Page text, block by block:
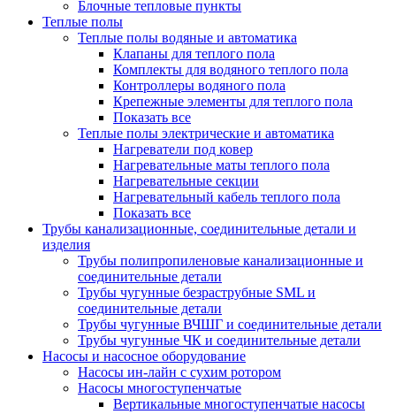
Блочные тепловые пункты
Теплые полы
Теплые полы водяные и автоматика
Клапаны для теплого пола
Комплекты для водяного теплого пола
Контроллеры водяного пола
Крепежные элементы для теплого пола
Показать все
Теплые полы электрические и автоматика
Нагреватели под ковер
Нагревательные маты теплого пола
Нагревательные секции
Нагревательный кабель теплого пола
Показать все
Трубы канализационные, соединительные детали и
изделия
Трубы полипропиленовые канализационные и
соединительные детали
Трубы чугунные безраструбные SML и
соединительные детали
Трубы чугунные ВЧШГ и соединительные детали
Трубы чугунные ЧК и соединительные детали
Насосы и насосное оборудование
Насосы ин-лайн с сухим ротором
Насосы многоступенчатые
Вертикальные многоступенчатые насосы